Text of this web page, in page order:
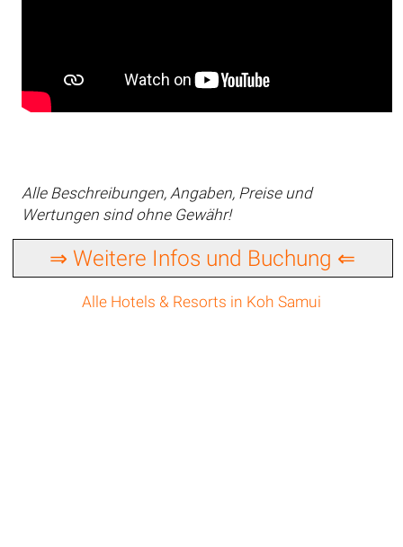
Alle Beschreibungen, Angaben, Preise und
Wertungen sind ohne Gewähr!
⇒ Weitere Infos und Buchung ⇐
Alle Hotels & Resorts in Koh Samui